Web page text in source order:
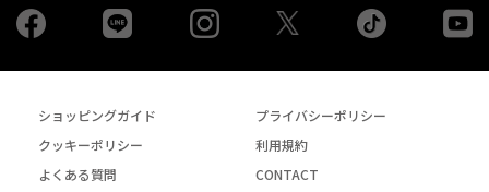
Facebook Instagram tiktok
ショッピングガイド
プライバシーポリシー
クッキーポリシー
利用規約
よくある質問
CONTACT